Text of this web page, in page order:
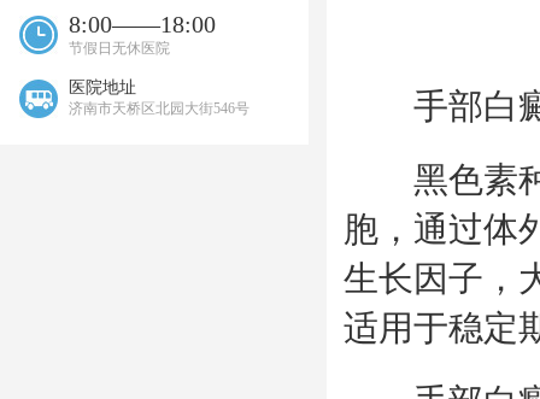
8:00——18:00
节假日无休医院
医院地址
济南市天桥区北园大街546号
手部白癜
黑色素种
胞，通过体
生长因子，
适用于稳定